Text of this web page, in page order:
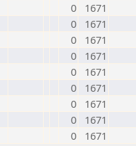
0
1671
0
1671
0
1671
0
1671
0
1671
0
1671
0
1671
0
1671
0 1671